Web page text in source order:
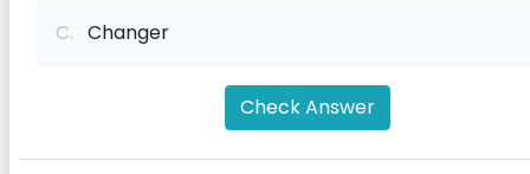
C. Changer
Check Answer